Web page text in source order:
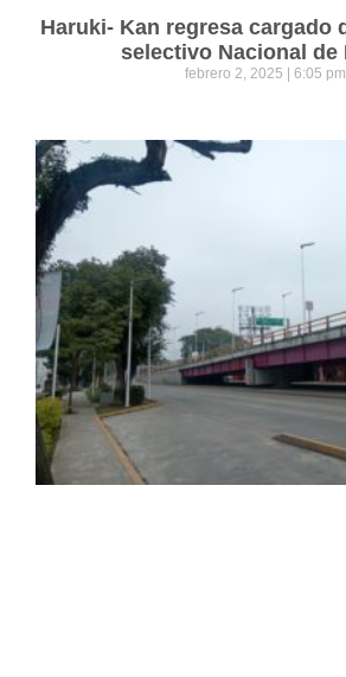
Haruki- Kan regresa cargado
selectivo Nacional de
febrero 2, 2025 6:05 pm